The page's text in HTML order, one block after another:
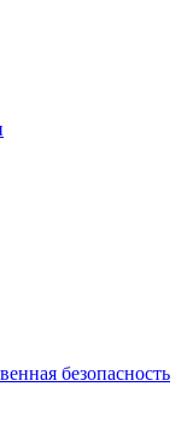
безопасность